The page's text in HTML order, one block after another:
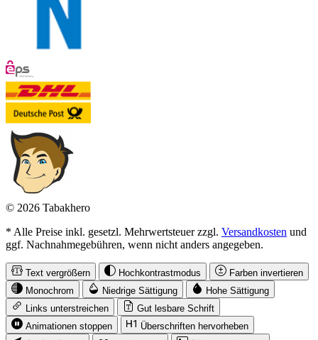
© 2026 Tabakhero
* Alle Preise inkl. gesetzl. Mehrwertsteuer zzgl. Versandkosten und
ggf. Nachnahmegebühren, wenn nicht anders angegeben.
Text vergrößern Hochkontrastmodus
Farben invertieren
Monochrom
Niedrige Sättigung
Hohe Sättigung
Links unterstreichen
Gut lesbare Schrift
Animationen stoppen
Überschriften hervorheben